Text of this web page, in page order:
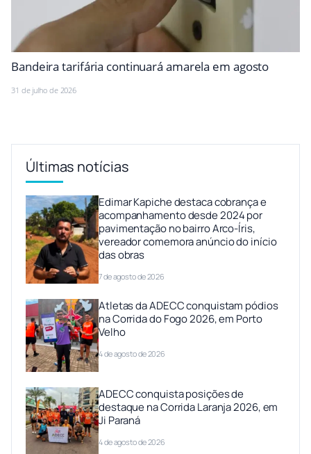
Bandeira tarifária continuará amarela em agosto
31 de julho de 2026
Últimas notícias
Edimar Kapiche destaca cobrança e
acompanhamento desde 2024 por
pavimentação no bairro Arco-Íris,
vereador comemora anúncio do início
das obras
7 de agosto de 2026
Atletas da ADECC conquistam pódios
na Corrida do Fogo 2026, em Porto
Velho
4 de agosto de 2026
ADECC conquista posições de
destaque na Corrida Laranja 2026, em
Ji Paraná
4 de agosto de 2026